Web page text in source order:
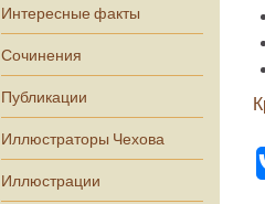
Интересные факты
Сочинения
Публикации
Иллюстраторы Чехова
Иллюстрации